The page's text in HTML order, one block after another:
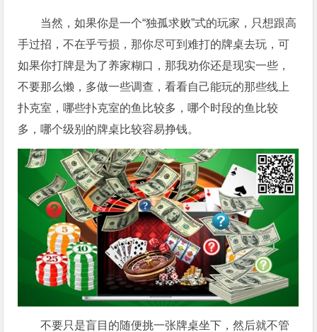
当然，如果你是一个“独孤求败”式的玩家，只想跟高
手过招，不在乎亏损，那你尽可到难打的牌桌去玩，可
如果你打牌是为了养家糊口，那我劝你还是现实一些，
不要那么懒，多做一些调查，看看自己能玩的那些线上
扑克室，哪些扑克室的鱼比较多，哪个时段的鱼比较
多，哪个级别的牌桌比较容易挣钱。
不要只是盲目的随便挑一张牌桌坐下，然后就不管